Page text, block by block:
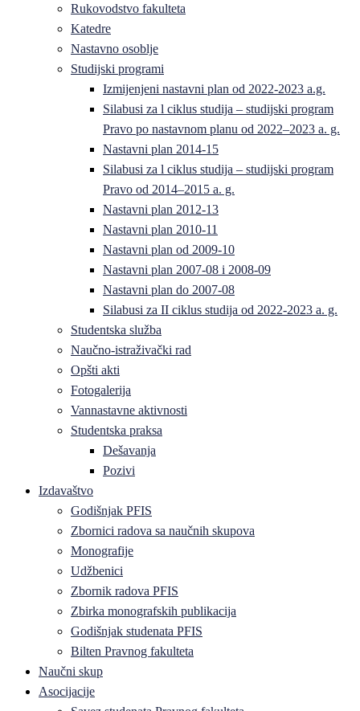
Rukovodstvo fakulteta
Katedre
Nastavno osoblje
Studijski programi
Izmijenjeni nastavni plan od 2022-2023 a.g.
Silabusi za l ciklus studija – studijski program
Pravo po nastavnom planu od 2022–2023 a. g.
Nastavni plan 2014-15
Silabusi za l ciklus studija – studijski program
Pravo od 2014–2015 a. g.
Nastavni plan 2012-13
Nastavni plan 2010-11
Nastavni plan od 2009-10
Nastavni plan 2007-08 i 2008-09
Nastavni plan do 2007-08
Silabusi za II ciklus studija od 2022-2023 a. g.
Studentska služba
Naučno-istraživački rad
Opšti akti
Fotogalerija
Vannastavne aktivnosti
Studentska praksa
Dešavanja
Pozivi
Izdavaštvo
Godišnjak PFIS
Zbornici radova sa naučnih skupova
Monografije
Udžbenici
Zbornik radova PFIS
Zbirka monografskih publikacija
Godišnjak studenata PFIS
Bilten Pravnog fakulteta
Naučni skup
Asocijacije